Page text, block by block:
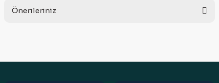
Önerileriniz
Görüş ve önerileriniz için teşekkür ederiz.